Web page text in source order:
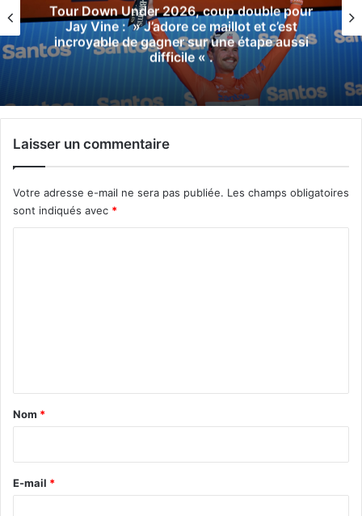
Tour Down Under 2026, coup double pour
Jay Vine : » J’adore ce maillot et c’est
incroyable de gagner sur une étape aussi
difficile « .
Laisser un commentaire
Votre adresse e-mail ne sera pas publiée. Les champs obligatoires
sont indiqués avec *
a
e
Nom *
E-mail *